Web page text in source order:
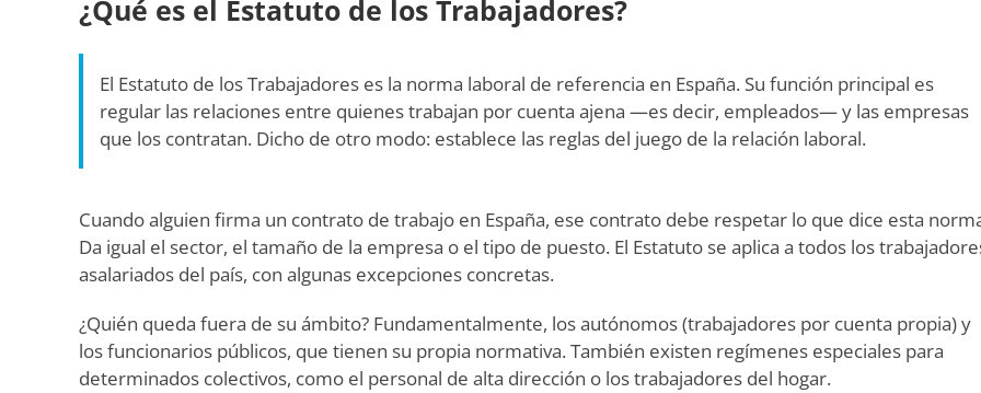
¿Qué es el Estatuto de los Trabajadores?
El Estatuto de los Trabajadores es la norma laboral de referencia en España. Su función principal es
regular las relaciones entre quienes trabajan por cuenta ajena —es decir, empleados— y las empresas
que los contratan. Dicho de otro modo: establece las reglas del juego de la relación laboral.
Cuando alguien firma un contrato de trabajo en España, ese contrato debe respetar lo que dice esta
Da igual el sector, el tamaño de la empresa o el tipo de puesto. El Estatuto se aplica a todos los
asalariados del país, con algunas excepciones concretas.
¿Quién queda fuera de su ámbito? Fundamentalmente, los autónomos (trabajadores por cuenta propia) y
los funcionarios públicos, que tienen su propia normativa. También existen regímenes especiales para
determinados colectivos, como el personal de alta dirección o los trabajadores del hogar.